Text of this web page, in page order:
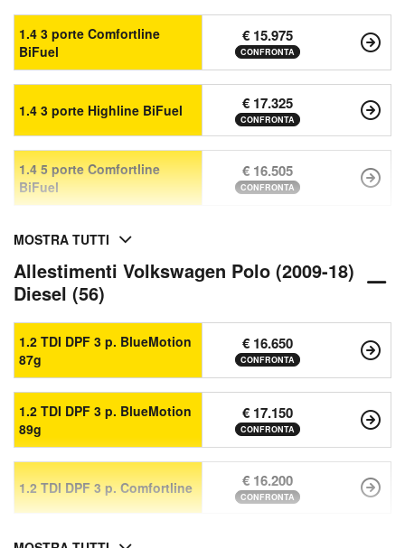
1.4 3 porte Comfortline
BiFuel
€ 15.975
CONFRONTA
1.4 3 porte Highline BiFuel € 17.325
CONFRONTA
1.4 5 porte Comfortline
BiFuel
€ 16.505
CONFRONTA
MOSTRA TUTTI
Allestimenti Volkswagen Polo (2009-18)
Diesel (56)
1.2 TDI DPF 3 p. BlueMotion
87g
€ 16.650
CONFRONTA
1.2 TDI DPF 3 p. BlueMotion
89g
€ 17.150
CONFRONTA
1.2 TDI DPF 3 p. Comfortline € 16.200
CONFRONTA